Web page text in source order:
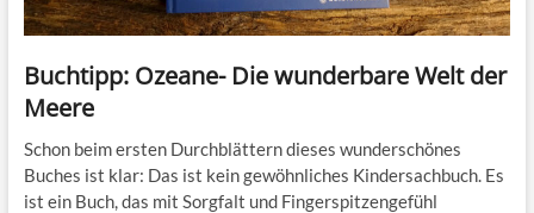
Buchtipp: Ozeane- Die wunderbare Welt der
Meere
Schon beim ersten Durchblättern dieses wunderschönes
Buches ist klar: Das ist kein gewöhnliches Kindersachbuch. Es
ist ein Buch, das mit Sorgfalt und Fingerspitzengefühl